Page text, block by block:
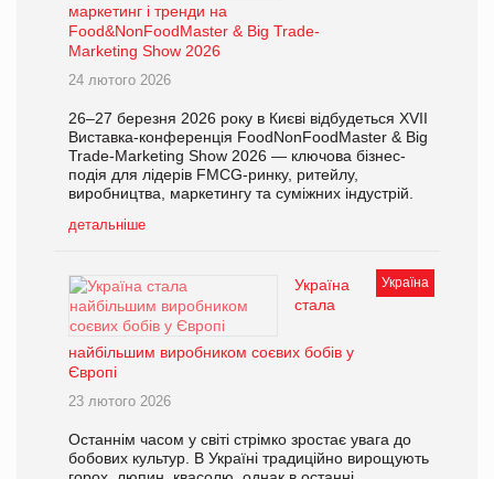
маркетинг і тренди на
Food&NonFoodMaster & Big Trade-
Marketing Show 2026
24 лютого 2026
26–27 березня 2026 року в Києві відбудеться XVII
Виставка-конференція FoodNonFoodMaster & Big
Trade-Marketing Show 2026 — ключова бізнес-
подія для лідерів FMCG-ринку, ритейлу,
виробництва, маркетингу та суміжних індустрій.
детальніше
Україна
Україна
стала
найбільшим виробником соєвих бобів у
Європі
23 лютого 2026
Останнім часом у світі стрімко зростає увага до
бобових культур. В Україні традиційно вирощують